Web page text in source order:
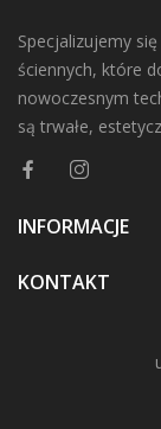
Specjalizujemy
ściennych, które
nowoczesnym
są trwałe,
INFORMACJE
KONTAKT